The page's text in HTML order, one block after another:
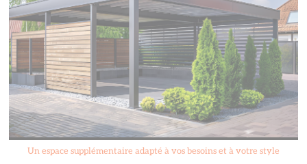
Un espace supplémentaire adapté à vos besoins et à votre style